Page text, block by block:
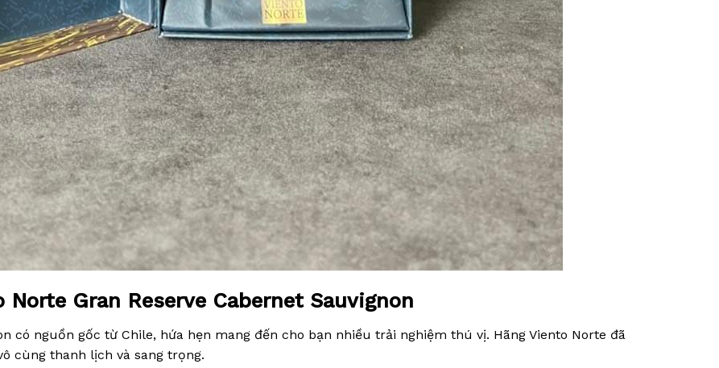
Gran Reserve Cabernet Sauvignon
có nguồn gốc từ Chile, hứa hẹn mang đến cho bạn nhiều trải nghiệm thú vị. Hãng Viento Norte đã
cùng thanh lịch và sang trọng.